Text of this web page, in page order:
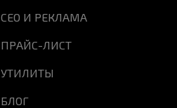
СЕО И РЕКЛАМА
ПРАЙС-ЛИСТ
УТИЛИТЫ
БЛОГ